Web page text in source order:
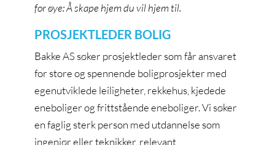
for øye: Å skape hjem du vil hjem til.
PROSJEKTLEDER BOLIG
Bakke AS søker prosjektleder som får ansvaret
for store og spennende boligprosjekter med
egenutviklede leiligheter, rekkehus, kjedede
eneboliger og frittstående eneboliger. Vi søker
en faglig sterk person med utdannelse som
ingeniør eller teknikker, relevant